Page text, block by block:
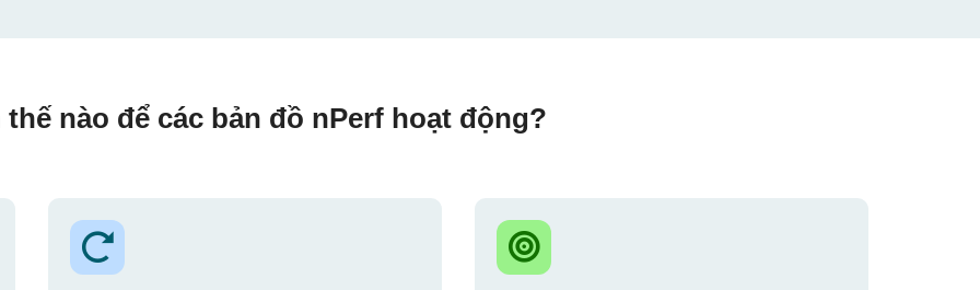
thế nào để các bản đồ nPerf hoạt động?